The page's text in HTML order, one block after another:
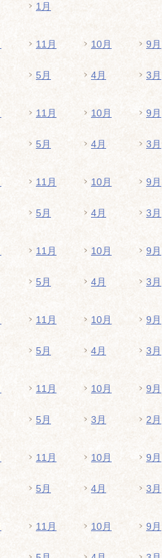
1月
11月 10月 9月
5月 4月 3月
11月 10月 9月
5月 4月 3月
11月 10月 9月
5月 4月 3月
11月 10月 9月
5月 4月 3月
11月 10月 9月
5月 4月 3月
11月 10月 9月
5月 3月 2月
11月 10月 9月
5月 4月 3月
11月 10月 9月